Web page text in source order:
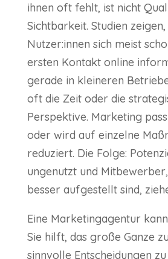
ihnen oft fehlt, ist nicht
Sichtbarkeit. Studien zeigen,
Nutzer:innen sich meist
ersten Kontakt online
gerade in kleineren
oft die Zeit oder die
Perspektive. Marketing
oder wird auf einzelne
reduziert. Die Folge:
ungenutzt und
besser aufgestellt sind,
Eine Marketingagentur
Sie hilft, das große Ganze
sinnvolle Entscheidungen